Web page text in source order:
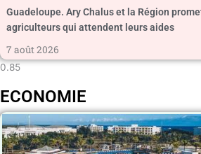
Guadeloupe. Ary Chalus et la Région
agriculteurs qui attendent leurs aides
7 août 2026
ECONOMIE